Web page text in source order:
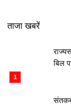
ताजा खबरें
बिल